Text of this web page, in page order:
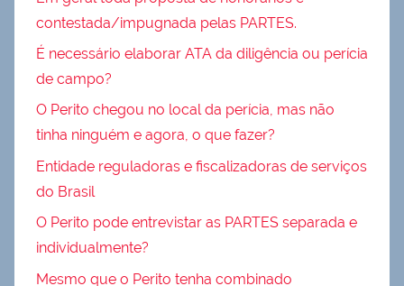
contestada/impugnada pelas PARTES.
É necessário elaborar ATA da diligência ou perícia
de campo?
O Perito chegou no local da perícia, mas não
tinha ninguém e agora, o que fazer?
Entidade reguladoras e fiscalizadoras de serviços
do Brasil
O Perito pode entrevistar as PARTES separada e
individualmente?
Mesmo que o Perito tenha combinado